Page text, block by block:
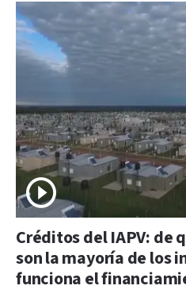
Créditos del IAPV: de
son la mayoría de los
funciona el